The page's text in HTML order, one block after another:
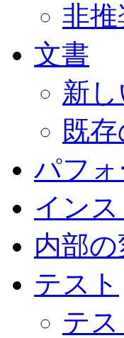
非
文書
新
既
パフ
イン
内部
テスト
テ